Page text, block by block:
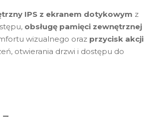
IPS z ekranem dotykowym z
obsługę pamięci zewnętrznej
wizualnego oraz przycisk akcji
otwierania drzwi i dostępu do
kartami